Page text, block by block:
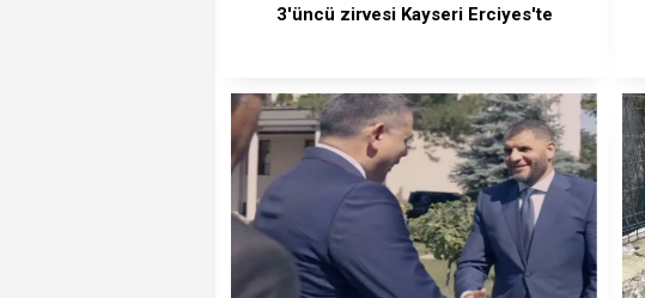
3'üncü zirvesi Kayseri Erciyes'te